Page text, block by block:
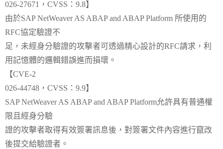
026-27671，CVSS：9.8】
由於SAP NetWeaver AS ABAP and ABAP Platform 所使用的
RFC協定驗證不
足，未經身分驗證的攻擊者可透過精心設計的RFC請求，利
用記憶體的邏輯錯誤進而損壞。
【CVE-2
026-44748，CVSS：9.9】
SAP NetWeaver AS ABAP and ABAP Platform允許具有普通權
限且經身分驗
證的攻擊者取得有效簽署訊息後，對簽署文件內容進行竄改
後提交給驗證者。